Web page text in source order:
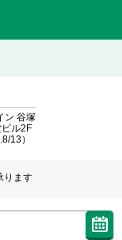
ン 谷塚
ル2F
13）
ります